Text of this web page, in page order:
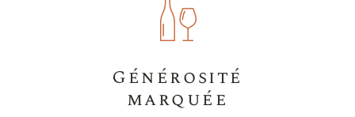
Générosité
marquée